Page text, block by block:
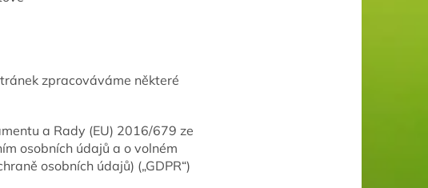
zpracováváme některé
a Rady (EU) 2016/679 ze
osobních údajů a o volném
osobních údajů) („GDPR“)